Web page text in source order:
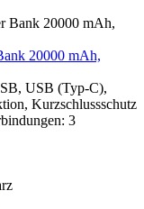
20000 mAh,
USB (Typ-C),
Kurzschlussschutz
3